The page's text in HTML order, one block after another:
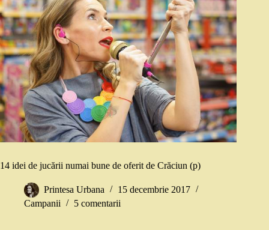
14 idei de jucării numai bune de oferit de Crăciun (p)
Printesa Urbana
15 decembrie 2017
Campanii
5 comentarii